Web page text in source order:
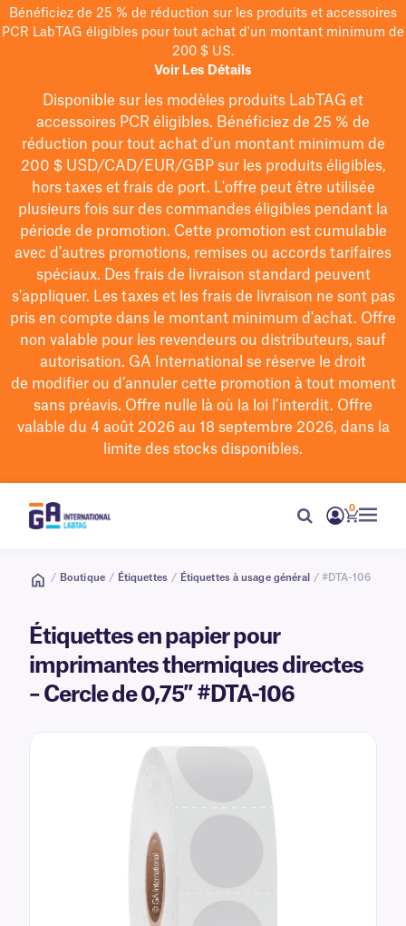
Bénéficiez de 25 % de réduction sur les produits et accessoires
PCR LabTAG éligibles pour tout achat d'un montant minimum de
200 $ US.
Voir Les Détails
Disponible sur les modèles produits LabTAG et
accessoires PCR éligibles. Bénéficiez de 25 % de
réduction pour tout achat d'un montant minimum de
200 $USD/CAD/EUR/GBPsur les produits éligibles,
hors taxes et frais de port. L'offre peut être utilisée
plusieurs fois sur des commandes éligibles pendant la
période de promotion. Cette promotion est cumulable
avec d'autres promotions, remises ou accords tarifaires
spéciaux. Des frais de livraison standard peuvent
s'appliquer. Les taxes et les frais de livraison ne sont pas
pris en compte dans le montant minimum d'achat. Offre
non valable pour les revendeurs ou distributeurs, sauf
autorisation. GA International se réserve le droit
de modifierou d’annuler cette promotion à tout moment
sans préavis. Offre nulle là où la loi l’interdit. Offre
valable du 4 août 2026 au 18 septembre 2026, dans la
limite des stocks disponibles.
0
/ Boutique / Étiquettes / Étiquettes à usage général / #DTA-106
Étiquettes en papier pour
imprimantes thermiques directes
– Cercle de 0,75″ #DTA-106